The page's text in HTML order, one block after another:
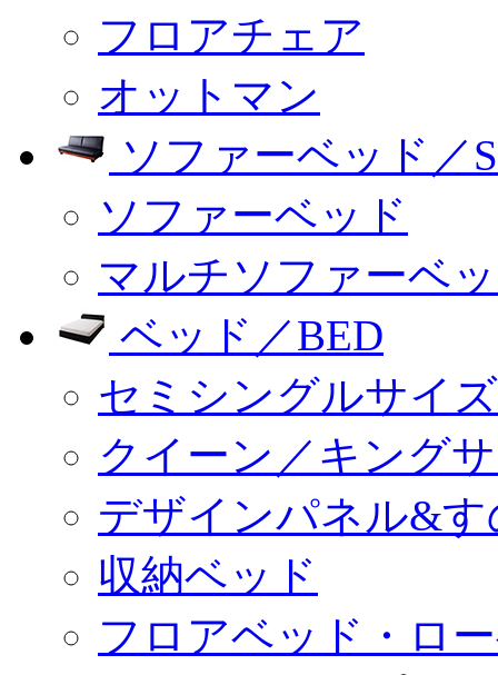
フロアチェア
オットマン
ソファーベッド／
ソファーベッド
マルチソファーベ
ベッド／BED
セミシングルサイ
クイーン／キング
デザインパネル&
収納ベッド
フロアベッド・ロ